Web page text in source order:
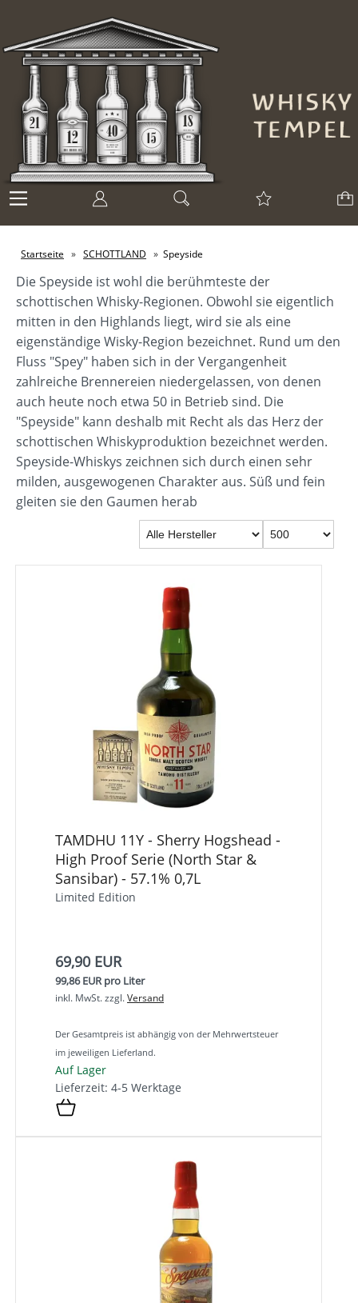
Startseite » SCHOTTLAND » Speyside
Die Speyside ist wohl die berühmteste der
schottischen Whisky-Regionen. Obwohl sie eigentlich
mitten in den Highlands liegt, wird sie als eine
eigenständige Wisky-Region bezeichnet. Rund um den
Fluss "Spey" haben sich in der Vergangenheit
zahlreiche Brennereien niedergelassen, von denen
auch heute noch etwa 50 in Betrieb sind. Die
"Speyside" kann deshalb mit Recht als das Herz der
schottischen Whiskyproduktion bezeichnet werden.
Speyside-Whiskys zeichnen sich durch einen sehr
milden, ausgewogenen Charakter aus. Süß und fein
gleiten sie den Gaumen herab
TAMDHU 11Y - Sherry Hogshead -
High Proof Serie (North Star &
Sansibar) - 57.1% 0,7L
Limited Edition
69,90 EUR
99,86 EUR pro Liter
inkl. MwSt.zzgl.Versand
Der Gesamtpreis ist abhängig von der Mehrwertsteuer
im jeweiligen Lieferland.
Auf Lager
Lieferzeit: 4-5 Werktage